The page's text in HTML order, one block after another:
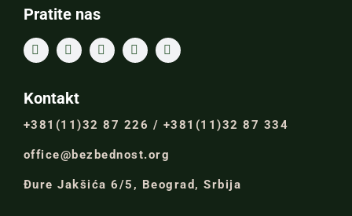
Pratite nas
Kontakt
+381(11)32 87 226 / +381(11)32 87 334
office@bezbednost.org
Đure Jakšića 6/5, Beograd, Srbija